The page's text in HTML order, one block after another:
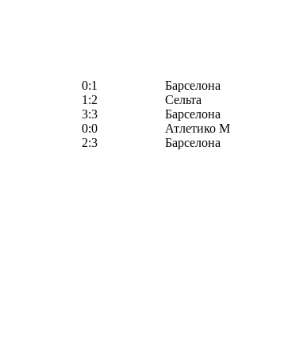
0:1
Барселона
1:2
Сельта
3:3
Барселона
0:0
Атлетико М
2:3
Барселона